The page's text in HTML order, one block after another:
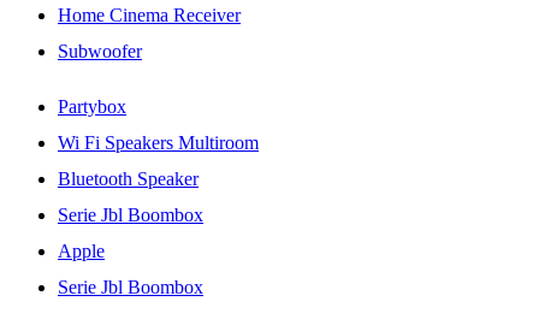
Home Cinema Receiver
Subwoofer
Partybox
Wi Fi Speakers Multiroom
Bluetooth Speaker
Serie Jbl Boombox
Apple
Serie Jbl Boombox